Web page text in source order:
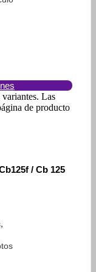
Las
de producto
/ Cb 125
,